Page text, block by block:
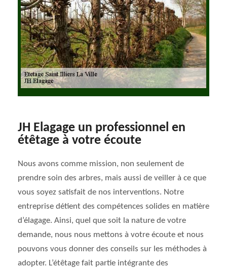
JH Elagage un professionnel en
étêtage à votre écoute
Nous avons comme mission, non seulement de
prendre soin des arbres, mais aussi de veiller à ce que
vous soyez satisfait de nos interventions. Notre
entreprise détient des compétences solides en matière
d’élagage. Ainsi, quel que soit la nature de votre
demande, nous nous mettons à votre écoute et nous
pouvons vous donner des conseils sur les méthodes à
adopter. L’étêtage fait partie intégrante des